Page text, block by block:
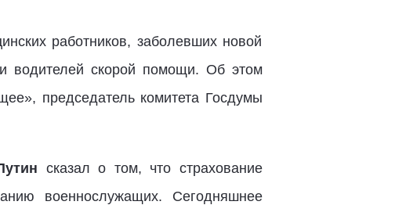
работников, заболевших новой
водителей скорой помощи. Об этом
председатель комитета Госдумы
сказал о том, что страхование
военнослужащих. Сегодняшнее